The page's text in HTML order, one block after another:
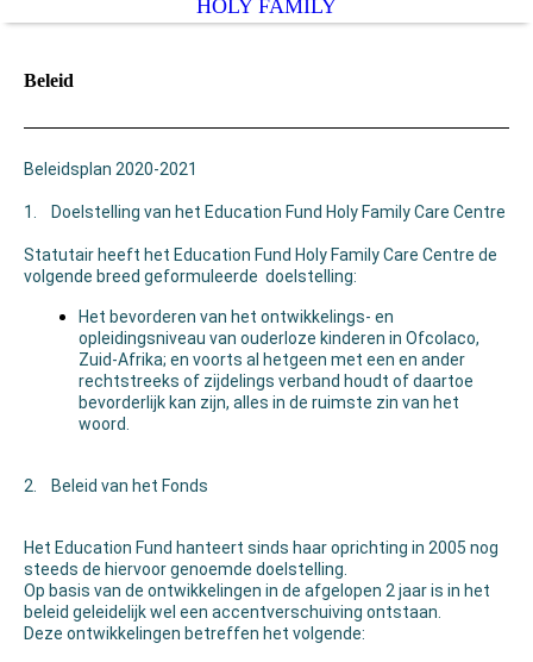
HOLY FAMILY
Beleid
Beleidsplan 2020-2021
1. Doelstelling van het Education Fund Holy Family Care Centre
Statutair heeft het Education Fund Holy Family Care Centre de
volgende breed geformuleerde doelstelling:
Het bevorderen van het ontwikkelings- en
opleidingsniveau van ouderloze kinderen in Ofcolaco,
Zuid-Afrika; en voorts al hetgeen met een en ander
rechtstreeks of zijdelings verband houdt of daartoe
bevorderlijk kan zijn, alles in de ruimste zin van het
woord.
2. Beleid van het Fonds
Het Education Fund hanteert sinds haar oprichting in 2005 nog
steeds de hiervoor genoemde doelstelling.
Op basis van de ontwikkelingen in de afgelopen 2 jaar is in het
beleid geleidelijk wel een accentverschuiving ontstaan.
Deze ontwikkelingen betreffen het volgende: